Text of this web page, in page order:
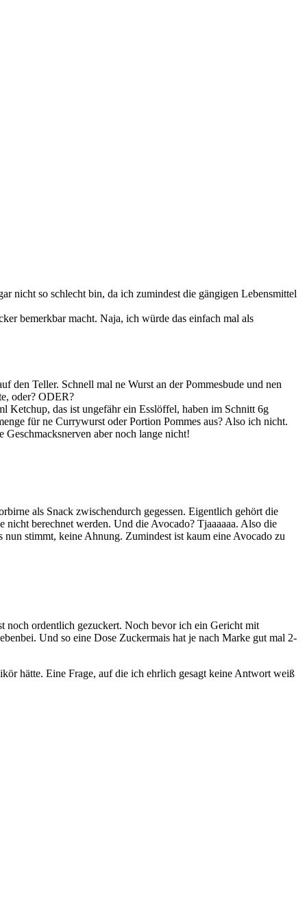
nicht so schlecht bin, da ich zumindest die gängigen Lebensmittel
bemerkbar macht. Naja, ich würde das einfach mal als
den Teller. Schnell mal ne Wurst an der Pommesbude und nen
oder? ODER?
Ketchup, das ist ungefähr ein Esslöffel, haben im Schnitt 6g
für ne Currywurst oder Portion Pommes aus? Also ich nicht.
aber noch lange nicht!
als Snack zwischendurch gegessen. Eigentlich gehört die
nicht berechnet werden. Und die Avocado? Tjaaaaaa. Also die
stimmt, keine Ahnung. Zumindest ist kaum eine Avocado zu
noch ordentlich gezuckert. Noch bevor ich ein Gericht mit
Und so eine Dose Zuckermais hat je nach Marke gut mal 2-
hätte. Eine Frage, auf die ich ehrlich gesagt keine Antwort weiß